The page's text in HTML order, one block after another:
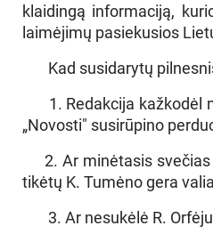
klaidingą informaciją,
laimėjimų pasiekusios
Kad susidarytų
1. Redakcija kažkodėl
„Novosti" susirūpino
2. Ar minėtasis
tikėtų K. Tumėno gera
3. Ar nesukėlė R.